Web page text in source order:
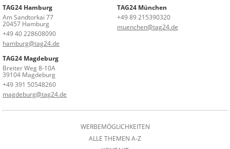
TAG24 Hamburg
Am Sandtorkai 77
20457 Hamburg
+49 40 228608090
hamburg@tag24.de
TAG24 München
+49 89 215390320
muenchen@tag24.de
TAG24 Magdeburg
Breiter Weg 8-10A
39104 Magdeburg
+49 391 50548260
magdeburg@tag24.de
WERBEMÖGLICHKEITEN
ALLE THEMEN A-Z